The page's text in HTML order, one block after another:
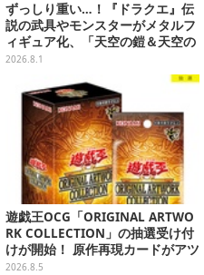
ずっしり重い…！『ドラクエ』伝
説の武具やモンスターがメタルフ
ィギュア化、「天空の鎧＆天空の
兜」など全7種類
2026.8.1
遊戯王OCG「ORIGINAL ARTWO
RK COLLECTION」の抽選受け付
けが開始！ 原作再現カードがアツ
いスペシャルパック
2026.8.5